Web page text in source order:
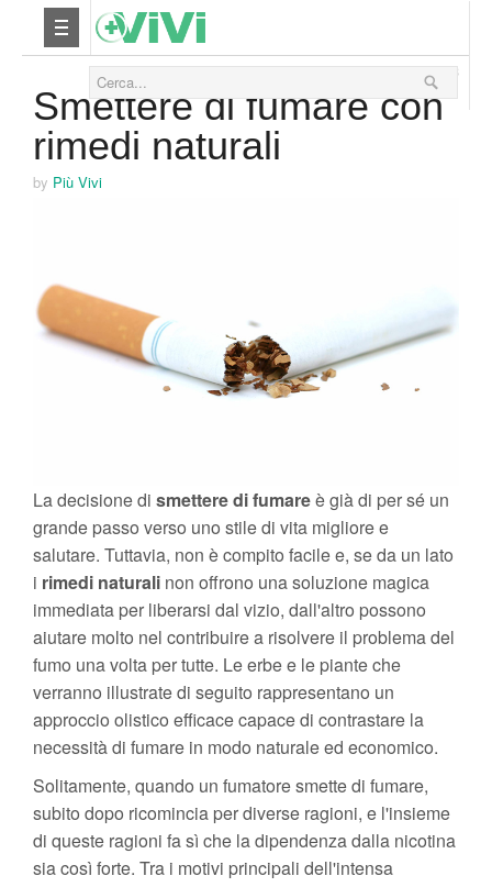
Relax
09 Gennaio 2013
Smettere di fumare con
rimedi naturali
by Più Vivi
La decisione di smettere di fumareè già di per sé un
grande passo verso uno stile di vita migliore e
salutare. Tuttavia, non è compito facile e, se da un lato
i rimedi naturali non offrono una soluzione magica
immediata per liberarsi dal vizio, dall'altro possono
aiutare molto nel contribuire a risolvere il problema del
fumo una volta per tutte. Le erbe e le piante che
verranno illustrate di seguito rappresentano un
approccio olistico efficace capace di contrastare la
necessità di fumare in modo naturale ed economico.
Solitamente, quando un fumatore smette di fumare,
subito dopo ricomincia per diverse ragioni, e l'insieme
di queste ragioni fa sì che la dipendenza dalla nicotina
sia così forte. Tra i motivi principali dell'intensa